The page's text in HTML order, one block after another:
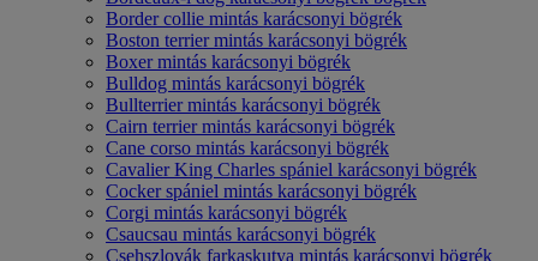
Border collie mintás karácsonyi bögrék
Boston terrier mintás karácsonyi bögrék
Boxer mintás karácsonyi bögrék
Bulldog mintás karácsonyi bögrék
Bullterrier mintás karácsonyi bögrék
Cairn terrier mintás karácsonyi bögrék
Cane corso mintás karácsonyi bögrék
Cavalier King Charles spániel karácsonyi bögrék
Cocker spániel mintás karácsonyi bögrék
Corgi mintás karácsonyi bögrék
Csaucsau mintás karácsonyi bögrék
Csehszlovák farkaskutya mintás karácsonyi bögrék